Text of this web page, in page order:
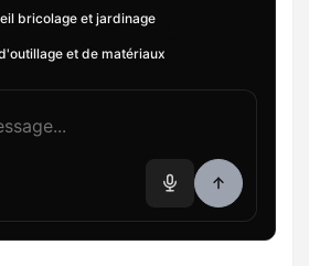
bricolage et jardinage
et de matériaux